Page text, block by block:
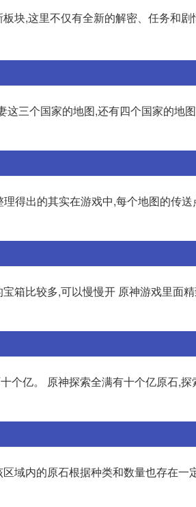
块,这里不仅有全新的解密、任务和剧
三个国家的地图,还有四个国家的地
得出的其实在游戏中,每个地图的传
箱比较多,可以慢慢开 原神游戏里面
个亿。 原神探索全满有十个亿原石,
域内的原石根据种类和数量也存在一